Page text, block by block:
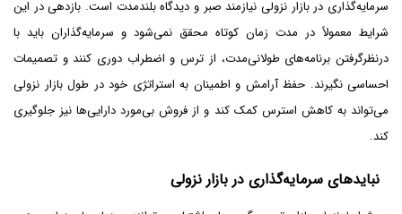
سرمایه‌گذاری در بازار نزولی نیازمند صبر و دیدگاه بلندمدت است. بازدهی در این
شرایط معمولاً در مدت زمان کوتاه محقق نمی‌شود و سرمایه‌گذاران باید با
درنظر‌گرفتن برنامه‌های طولانی‌مدت، از ترس و اضطراب دوری کنند و تصمیمات
احساسی نگیرند. حفظ آرامش و اطمینان به استراتژی خود در طول بازار نزولی
می‌تواند به کاهش استرس کمک کند و از فروش بی‌مورد دارایی‌ها نیز جلوگیری
کند.
نبایدهای سرمایه‌گذاری در بازار نزولی